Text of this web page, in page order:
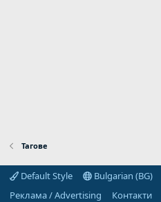
Тагове
Default Style
Bulgarian (BG)
Реклама / Advertising
Контакти